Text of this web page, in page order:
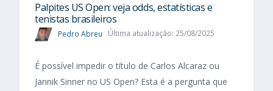
Palpites US Open: veja odds, estatísticas e
tenistas brasileiros
Pedro Abreu Última atualização: 25/08/2025
É possível impedir o título de Carlos Alcaraz ou
Jannik Sinner no US Open? Esta é a pergunta que